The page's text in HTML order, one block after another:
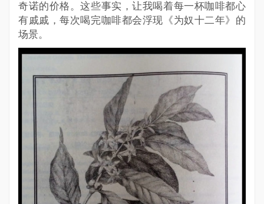
奇诺的价格。这些事实，让我喝着每一杯咖啡都心
有戚戚，每次喝完咖啡都会浮现《为奴十二年》的
场景。